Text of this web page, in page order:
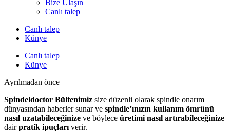
Bize Ulaşın
Canlı talep
Canlı talep
Künye
Canlı talep
Künye
Ayrılmadan önce
Spindeldoctor Bültenimiz size düzenli olarak spindle onarım
dünyasından haberler sunar ve spindle’ınızın kullanım ömrünü
nasıl uzatabileceğinize ve böylece üretimi nasıl artırabileceğinize
dairpratik ipuçları verir.